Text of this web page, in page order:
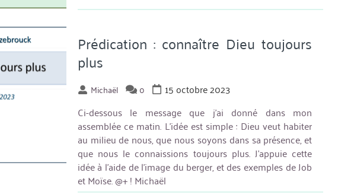
Prédication : connaître Dieu toujours
plus
Michaël 0
15 octobre 2023
Ci-dessous le message que j’ai donné dans mon
assemblée ce matin. L’idée est simple : Dieu veut habiter
au milieu de nous, que nous soyons dans sa présence, et
que nous le connaissions toujours plus. J’appuie cette
idée à l’aide de l’image du berger, et des exemples de Job
et Moïse. @+ ! Michaël